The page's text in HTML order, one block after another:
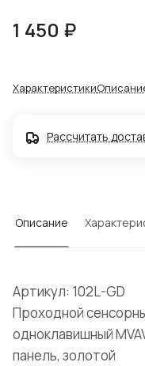
1 450 ₽
Характеристики
Рассчитать
Описание
Артикул: 102L-GD
Проходной
одноклавишный
панель, золотой